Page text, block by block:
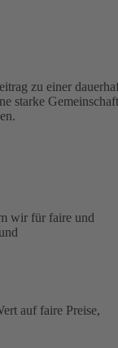
zu einer
starke
wir für faire und
auf faire Preise,